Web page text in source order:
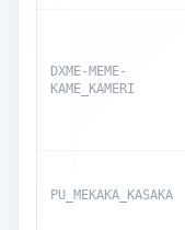
DXME-MEME-
KAME_KAMERI
PU_MEKAKA_KASAKA